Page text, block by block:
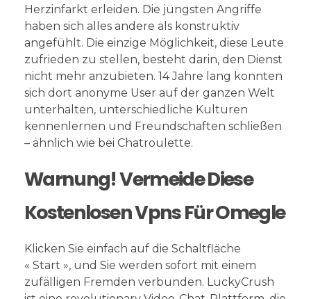
Herzinfarkt erleiden. Die jüngsten Angriffe
haben sich alles andere als konstruktiv
angefühlt. Die einzige Möglichkeit, diese Leute
zufrieden zu stellen, besteht darin, den Dienst
nicht mehr anzubieten. 14 Jahre lang konnten
sich dort anonyme User auf der ganzen Welt
unterhalten, unterschiedliche Kulturen
kennenlernen und Freundschaften schließen
– ähnlich wie bei Chatroulette.
Warnung! Vermeide Diese
Kostenlosen Vpns Für Omegle
Klicken Sie einfach auf die Schaltfläche
« Start », und Sie werden sofort mit einem
zufälligen Fremden verbunden. LuckyCrush